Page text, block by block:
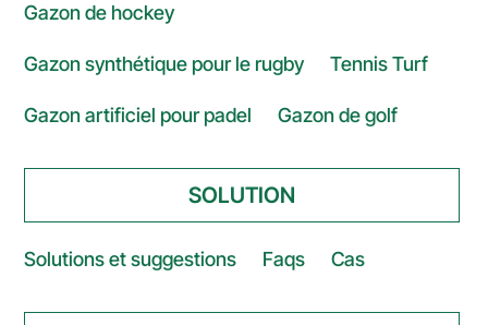
Gazon de hockey
Gazon synthétique pour le rugby Tennis Turf
Gazon artificiel pour padel Gazon de golf
SOLUTION
Solutions et suggestions Faqs Cas